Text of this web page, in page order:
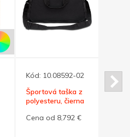
Kód: 10.08592-02
Športová taška z
polyesteru, čierna
Cena od 8,792 €
Kód: